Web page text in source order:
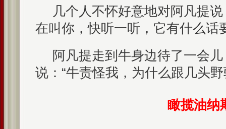
几个人不怀好意地对阿凡提
在叫你，快听一听，它有什么话
阿凡提走到牛身边待了一会
说：“牛责怪我，为什么跟几头
瞰揽油纳